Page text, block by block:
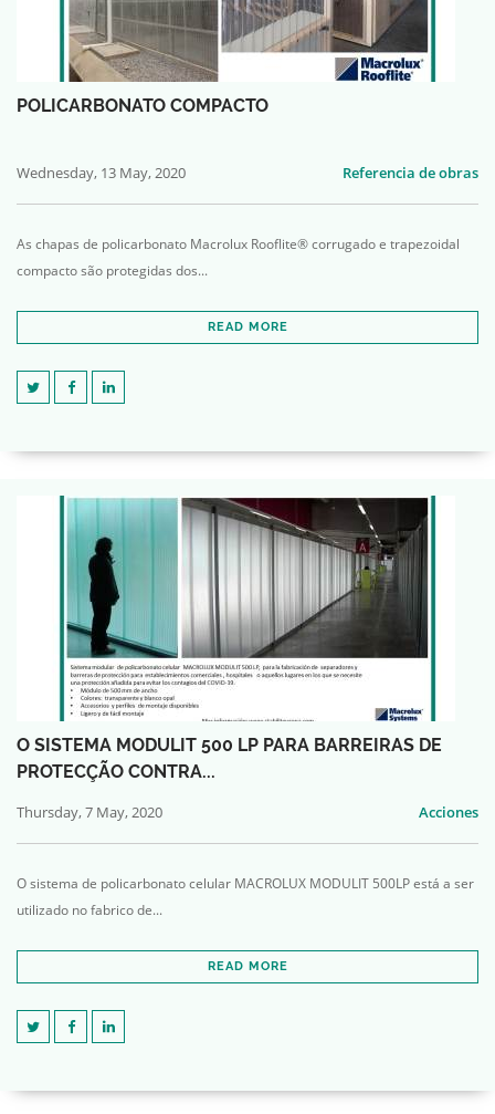
POLICARBONATO COMPACTO
Wednesday, 13 May, 2020 Referencia de obras
As chapas de policarbonato Macrolux Rooflite® corrugado e trapezoidal
compacto são protegidas dos...
READ MORE
O SISTEMA MODULIT 500 LP PARA BARREIRAS DE
PROTECÇÃO CONTRA...
Thursday, 7 May, 2020 Acciones
O sistema de policarbonato celular MACROLUX MODULIT 500LP está a ser
utilizado no fabrico de...
READ MORE